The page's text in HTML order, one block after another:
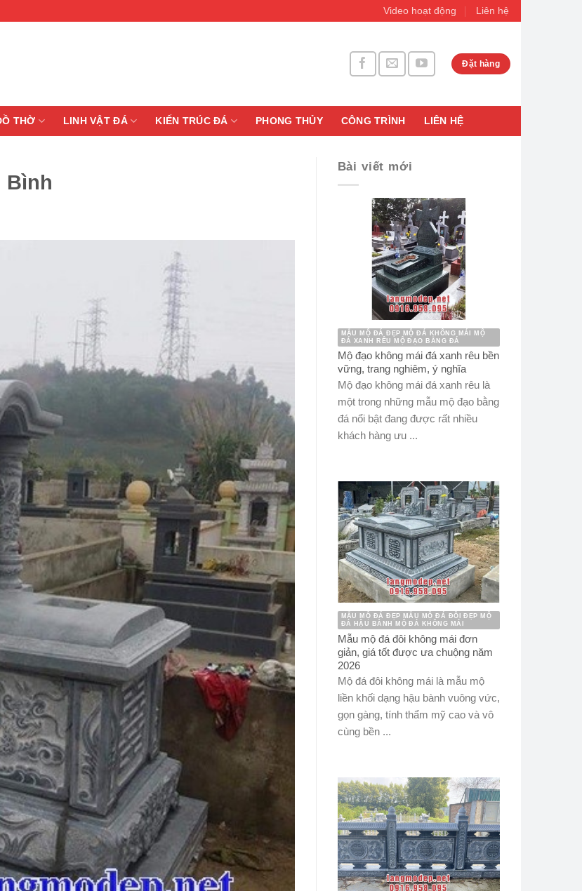
Video hoạt động Liên hệ
Đặt hàng
THỜ LINH VẬT ĐÁ KIẾN TRÚC ĐÁ PHONG THỦY CÔNG TRÌNH LIÊN HỆ
Bình
Bài viết mới
MẪU MỘ ĐÁ ĐẸP MỘ ĐÁ KHÔNG MÁI MỘ
ĐÁ XANH RÊU MỘ ĐẠO BẰNG ĐÁ
Mộ đạo không mái đá xanh rêu bền
vững, trang nghiêm, ý nghĩa
Mộ đạo không mái đá xanh rêu là
một trong những mẫu mộ đạo bằng
đá nổi bật đang được rất nhiều
khách hàng ưu ...
MẪU MỘ ĐÁ ĐẸP MẪU MỘ ĐÁ ĐÔI ĐẸP MỘ
ĐÁ HẬU BÀNH MỘ ĐÁ KHÔNG MÁI
Mẫu mộ đá đôi không mái đơn
giản, giá tốt được ưa chuộng năm
2026
Mộ đá đôi không mái là mẫu mộ
liền khối dạng hậu bành vuông vức,
gọn gàng, tính thẩm mỹ cao và vô
cùng bền ...